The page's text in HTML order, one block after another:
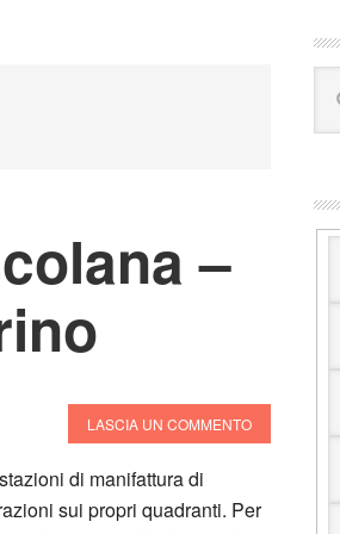
–
LASCIA UN COMMENTO
di manifattura di
sui propri quadranti. Per